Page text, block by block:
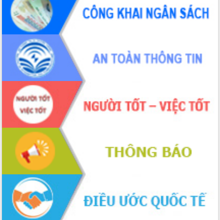
hiện nhiệm vụ quản lý tài sản công
hàng tuần
Tháo gỡ những vướng mắc, đẩy mạnh
công tác cải cách thủ tục hành chính
tại Trung tâm Phục vụ hành chính
công tỉnh
Đắk Lắk: Tôn vinh 46 giải pháp tại Hội
thi Sáng tạo Kỹ thuật 2024 - 2025
Đắk Lắk rà soát, điều chỉnh Đề án 190
về phát triển nuôi trồng thủy sản
Phó Chủ tịch UBND tỉnh Đắk Lắk
Trương Công Thái kiểm tra thực địa
Dự án cao tốc Khánh Hòa - Buôn Ma
Thuột
Định vị cà phê Việt Nam như một “di
sản sống” trong dòng chảy toàn cầu
Xây dựng nông thôn mới: Nâng cao đời
sống người dân từ những mô hình thiết
thực
Quyết liệt tháo gỡ vướng mắc, đẩy